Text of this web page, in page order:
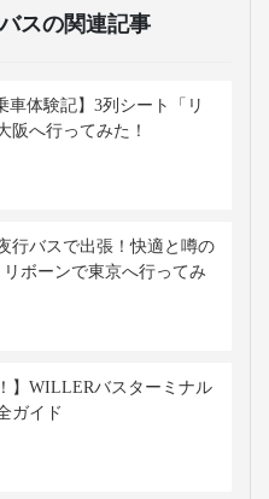
を誇る超高層ビルで、展
市街や遠くの景色を360度
場で、落語や漫才などの
内外の観光客に人気です。